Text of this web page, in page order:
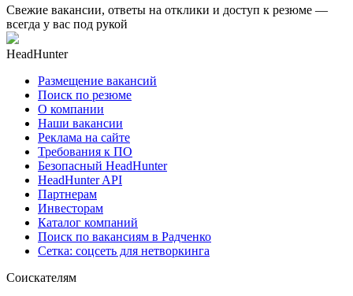
Свежие вакансии, ответы на отклики и доступ к резюме —
всегда у вас под рукой
HeadHunter
Размещение вакансий
Поиск по резюме
О компании
Наши вакансии
Реклама на сайте
Требования к ПО
Безопасный HeadHunter
HeadHunter API
Партнерам
Инвесторам
Каталог компаний
Поиск по вакансиям в Радченко
Сетка: соцсеть для нетворкинга
Соискателям